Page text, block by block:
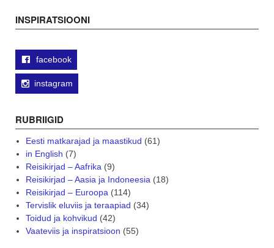
INSPIRATSIOONI
facebook
instagram
RUBRIIGID
Eesti matkarajad ja maastikud (61)
in English (7)
Reisikirjad – Aafrika (9)
Reisikirjad – Aasia ja Indoneesia (18)
Reisikirjad – Euroopa (114)
Tervislik eluviis ja teraapiad (34)
Toidud ja kohvikud (42)
Vaateviis ja inspiratsioon (55)